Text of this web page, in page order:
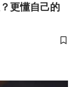
更懂自己的
儲